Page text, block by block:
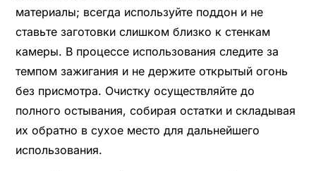
материалы; всегда используйте поддон и не
ставьте заготовки слишком близко к стенкам
камеры. В процессе использования следите за
темпом зажигания и не держите открытый огонь
без присмотра. Очистку осуществляйте до
полного остывания, собирая остатки и складывая
их обратно в сухое место для дальнейшего
использования.